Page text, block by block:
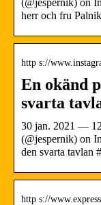
herr och fru
http s://
En okänd
svarta
30 jan. 2021 —
(@jespernik) on
den svarta tavlan
http s://